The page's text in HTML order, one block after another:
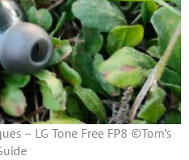
– LG Tone Free FP8 ©Tom’s